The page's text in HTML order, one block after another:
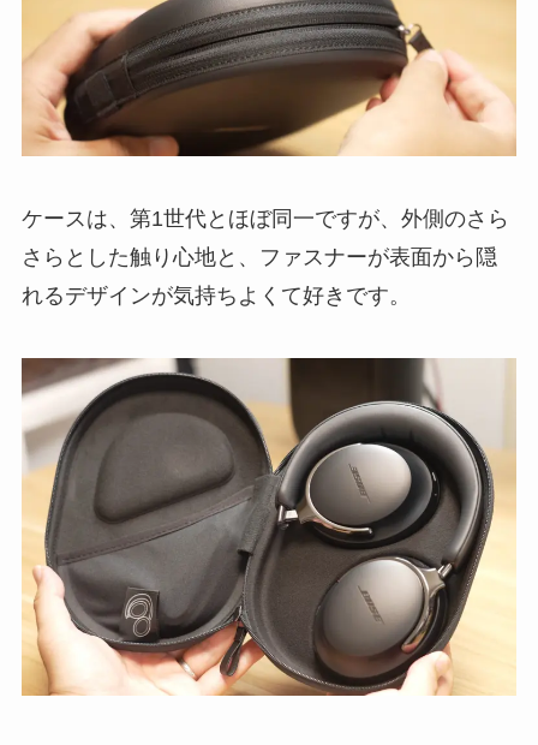
ケースは、第1世代とほぼ同一ですが、外側のさら
さらとした触り心地と、ファスナーが表面から隠
れるデザインが気持ちよくて好きです。